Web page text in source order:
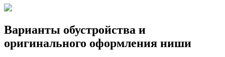
Варианты обустройства и
оригинального оформления ниши